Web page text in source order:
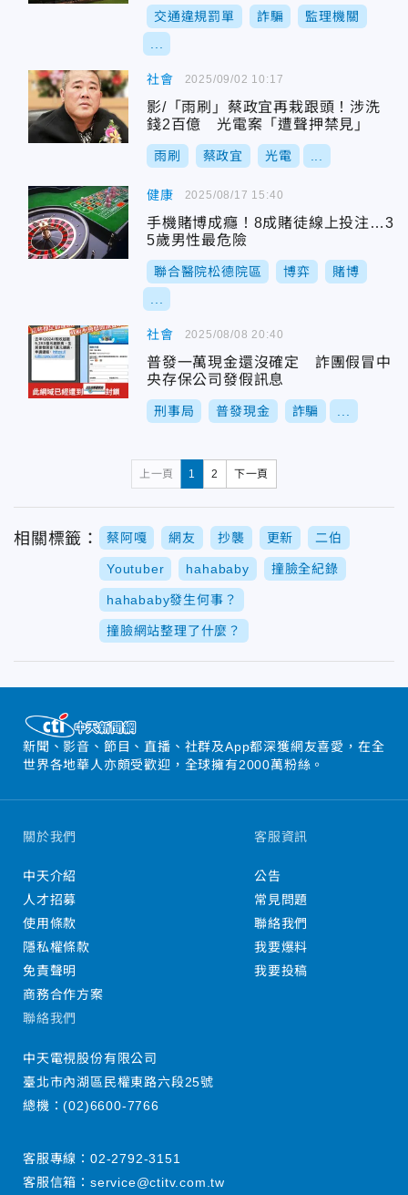
交通違規罰單 詐騙 監理機關
社會
影/「雨刷」蔡政宜再栽跟頭！涉洗
錢2百億 光電案「遭聲押禁見」
雨刷 蔡政宜 光電
2025/09/02 10:17
健康
手機賭博成癮！8成賭徒線上投注…3
5歲男性最危險
聯合醫院松德院區 博弈 賭博
2025/08/17 15:40
社會
普發一萬現金還沒確定 詐團假冒中
央存保公司發假訊息
刑事局 普發現金 詐騙
2025/08/08 20:40
上一頁 1 2 下一頁
相關標籤： 蔡阿嘎 網友 抄襲 更新 二伯
Youtuber hahababy 撞臉全紀錄
hahababy發生何事？
撞臉網站整理了什麼？
新聞、影音、節目、直播、社群及App都深獲網友喜愛，在全
世界各地華人亦頗受歡迎，全球擁有2000萬粉絲。
關於我們
中天介紹
人才招募
使用條款
隱私權條款
免責聲明
商務合作方案
客服資訊
公告
常見問題
聯絡我們
我要爆料
我要投稿
聯絡我們
中天電視股份有限公司
臺北市內湖區民權東路六段25號
總機：(02)6600-7766
客服專線： 02-2792-3151
客服信箱： service@ctitv.com.tw